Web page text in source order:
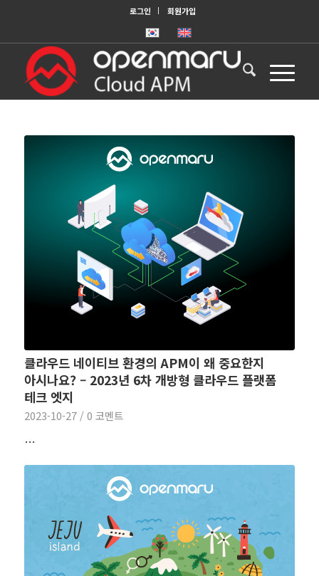
로그인 회원가입
클라우드 네이티브 환경의 APM이 왜 중요한지
아시나요? – 2023년 6차 개방형 클라우드 플랫폼
테크 엣지
2023-10-27 / 0 코멘트
…